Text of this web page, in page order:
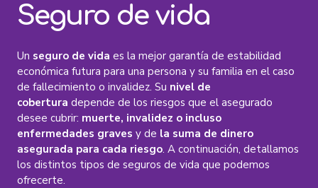
Seguro de vida
Un seguro de vida es la mejor garantía de estabilidad
económica futura para una persona y su familia en el caso
de fallecimiento o invalidez. Su nivel de
cobertura depende de los riesgos que el asegurado
desee cubrir: muerte, invalidez o incluso
enfermedades graves y de la suma de dinero
asegurada para cada riesgo. A continuación, detallamos
los distintos tipos de seguros de vida que podemos
ofrecerte.